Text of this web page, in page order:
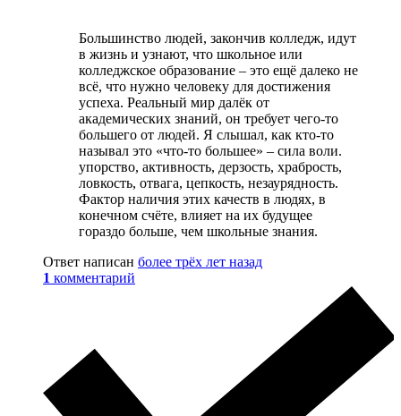
Большинство людей, закончив колледж, идут
в жизнь и узнают, что школьное или
колледжское образование – это ещё далеко не
всё, что нужно человеку для достижения
успеха. Реальный мир далёк от
академических знаний, он требует чего-то
большего от людей. Я слышал, как кто-то
называл это «что-то большее» – сила воли.
упорство, активность, дерзость, храбрость,
ловкость, отвага, цепкость, незаурядность.
Фактор наличия этих качеств в людях, в
конечном счёте, влияет на их будущее
гораздо больше, чем школьные знания.
Ответ написан более трёх лет назад
1 комментарий